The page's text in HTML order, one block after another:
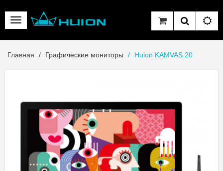
Главная Графические мониторы Huion KAMVAS 20